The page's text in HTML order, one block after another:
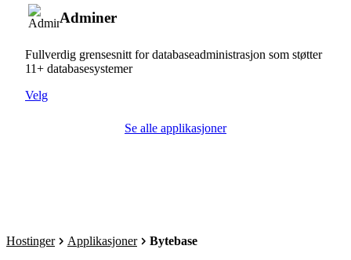
Adminer
Fullverdig grensesnitt for databaseadministrasjon som støtter
11+ databasesystemer
Velg
Se alle applikasjoner
Hostinger Applikasjoner Bytebase